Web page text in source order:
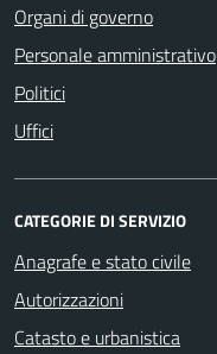
Organi di governo
Personale amministrativo
Politici
Uffici
CATEGORIE DI SERVIZIO
Anagrafe e stato civile
Autorizzazioni
Catasto e urbanistica